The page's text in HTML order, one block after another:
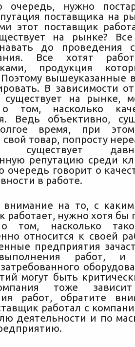
очередь, нужно
поставщика на
этот поставщик
на рынке?
до проведения
Все хотят
продукция
вышеуказанные
В зависимости
существует на рынке,
том, насколько
Ведь объективно,
время, при
свой товар, попросту
существует
репутацию среди
очередь говорит о
в работе.
внимание на то, с
работает, нужно хотя бы
о том, насколько
относится к своей
предприятия
работ, и
могут быть
тоже
работ, обратите
работал с
деятельности и по